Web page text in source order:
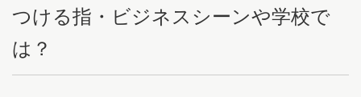
つける指・ビジネスシーンや学校で
は？